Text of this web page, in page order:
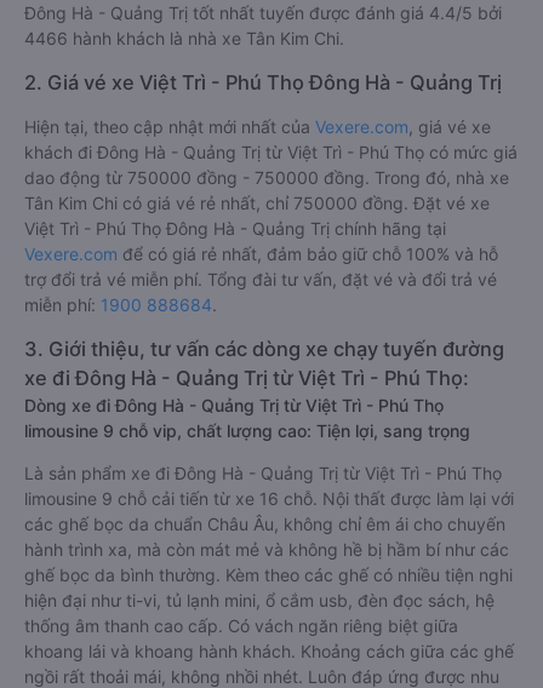
Đông Hà - Quảng Trị tốt nhất tuyến được đánh giá 4.4/5 bởi
4466 hành khách là nhà xe Tân Kim Chi.
2. Giá vé xe Việt Trì - Phú Thọ Đông Hà - Quảng Trị
Hiện tại, theo cập nhật mới nhất của Vexere.com , giá vé xe
khách đi Đông Hà - Quảng Trị từ Việt Trì - Phú Thọ có mức giá
dao động từ 750000 đồng - 750000 đồng. Trong đó, nhà xe
Tân Kim Chi có giá vé rẻ nhất, chỉ 750000 đồng. Đặt vé xe
Việt Trì - Phú Thọ Đông Hà - Quảng Trị chính hãng tại
Vexere.com để có giá rẻ nhất, đảm bảo giữ chỗ 100% và hỗ
trợ đổi trả vé miễn phí. Tổng đài tư vấn, đặt vé và đổi trả vé
miễn phí: 1900 888684.
3. Giới thiệu, tư vấn các dòng xe chạy tuyến đường
xe đi Đông Hà - Quảng Trị từ Việt Trì - Phú Thọ:
Dòng xe đi Đông Hà - Quảng Trị từ Việt Trì - Phú Thọ
limousine 9 chỗ vip, chất lượng cao: Tiện lợi, sang trọng
Là sản phẩm xe đi Đông Hà - Quảng Trị từ Việt Trì - Phú Thọ
limousine 9 chỗ cải tiến từ xe 16 chỗ. Nội thất được làm lại với
các ghế bọc da chuẩn Châu Âu, không chỉ êm ái cho chuyến
hành trình xa, mà còn mát mẻ và không hề bị hầm bí như các
ghế bọc da bình thường. Kèm theo các ghế có nhiều tiện nghi
hiện đại như ti-vi, tủ lạnh mini, ổ cắm usb, đèn đọc sách, hệ
thống âm thanh cao cấp. Có vách ngăn riêng biệt giữa
khoang lái và khoang hành khách. Khoảng cách giữa các ghế
ngồi rất thoải mái, không nhồi nhét. Luôn đáp ứng được nhu